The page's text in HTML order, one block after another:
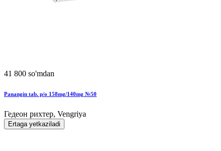
41 800 so'mdan
Panangin tab. p/o 158mg/140mg №50
Гедеон рихтер, Vengriya
Ertaga yetkaziladi